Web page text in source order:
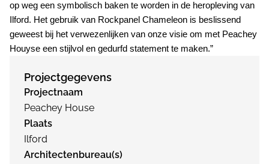
op weg een symbolisch baken te worden in de heropleving van
Ilford. Het gebruik van Rockpanel Chameleon is beslissend
geweest bij het verwezenlijken van onze visie om met Peachey
Houyse een stijlvol en gedurfd statement te maken.”
Projectgegevens
Projectnaam
Peachey House
Plaats
Ilford
Architectenbureau(s)